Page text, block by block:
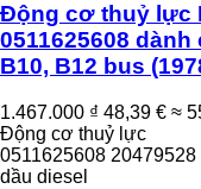
Động cơ thuỷ lực
0511625608
B10, B12 bus
1.467.000 ₫ 48,39 € ≈
Động cơ thuỷ lực
0511625608 20479528
dầu diesel